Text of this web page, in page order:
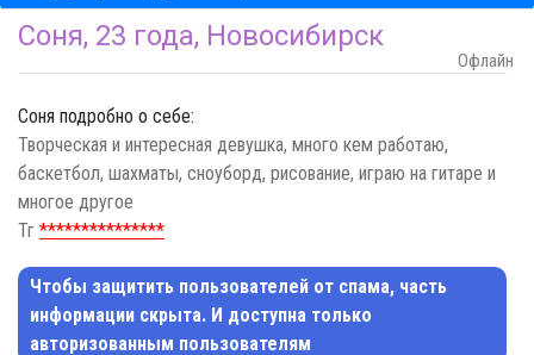
Соня, 23 года, Новосибирск
Соня подробно о себе:
Творческая и интересная девушка, много кем работаю,
баскетбол, шахматы, сноуборд, рисование, играю на гитаре и
многое другое
Тг ***************
Чтобы защитить пользователей от спама, часть
информации скрыта. И доступна только
авторизованным пользователям
Офлайн